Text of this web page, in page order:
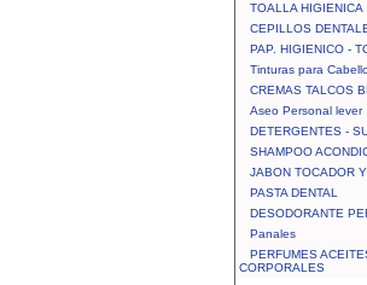
TOALLA HIGIENICA
CEPILLOS
PAP. HIGIENICO -
Tinturas para
CREMAS TALCOS
Aseo Personal lever
DETERGENTES -
SHAMPOO
JABON TOCADOR
PASTA DENTAL
DESODORANTE
Panales
PERFUMES
CORPORALES